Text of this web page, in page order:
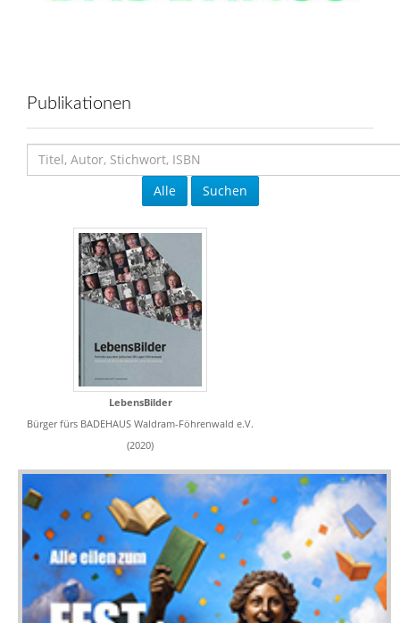
Publikationen
Alle Suchen
LebensBilder
Bürger fürs BADEHAUS Waldram-Föhrenwald e.V.
(2020)